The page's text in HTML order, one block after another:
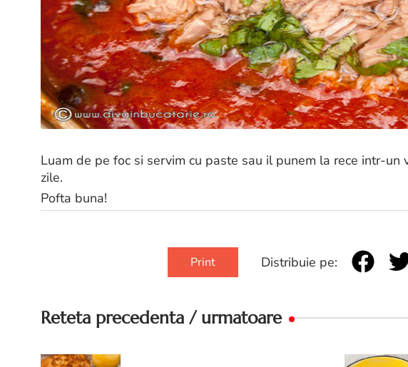
Luam de pe foc si servim cu paste sau il punem la rece intr-
zile.
Pofta buna!
Print Distribuie pe:
Reteta precedenta / urmatoare